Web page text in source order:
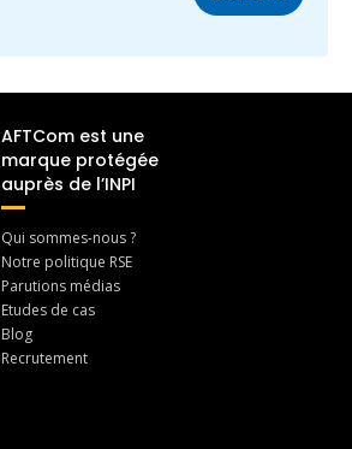
AFTCom est une
marque protégée
auprès de l’INPI
Qui sommes-nous ?
Notre politique RSE
Parutions médias
Etudes de cas
Blog
Recrutement